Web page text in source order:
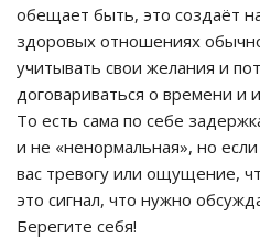
обещает быть, это создаёт
здоровых отношениях
учитывать свои желания и
договариваться о времени и
То есть сама по себе
и не «ненормальная», но
вас тревогу или ощущение,
это сигнал, что нужно
Берегите себя!